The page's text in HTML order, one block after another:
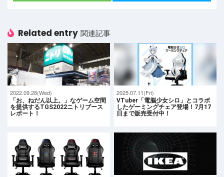
Related entry 関連記事
2022.09.28(Wed)
「お、ねだん以上。」なゲーム空間
を提供するTGS2022ニトリブース
レポート！
2025.07.11(Fri)
VTuber「電脳少女シロ」とコラボ
したゲーミングチェア登場！7月17
日まで販売受付中！